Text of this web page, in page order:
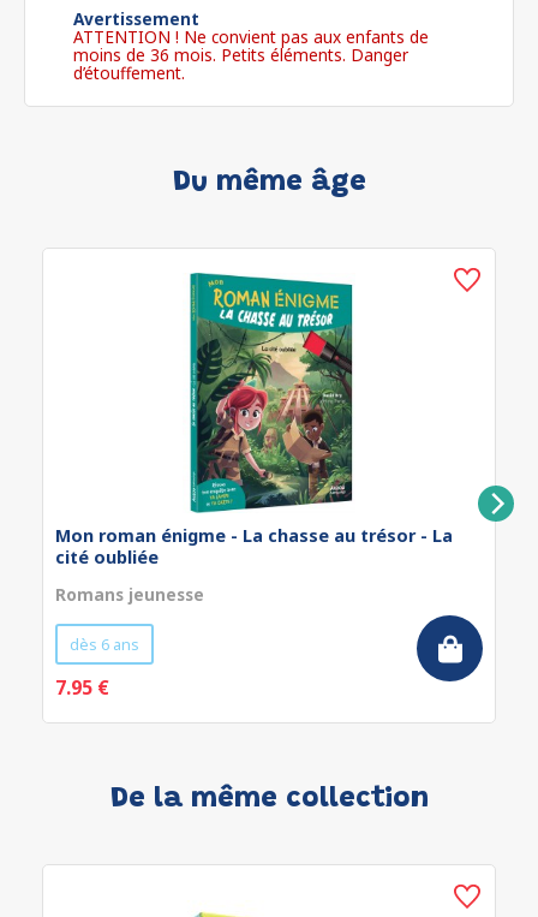
Avertissement
ATTENTION ! Ne convient pas aux enfants de
moins de 36 mois. Petits éléments. Danger
d’étouffement.
Du même âge
Mon roman énigme - La chasse au trésor - La
cité oubliée
Romans jeunesse
dès 6 ans
7.95 €
De la même collection